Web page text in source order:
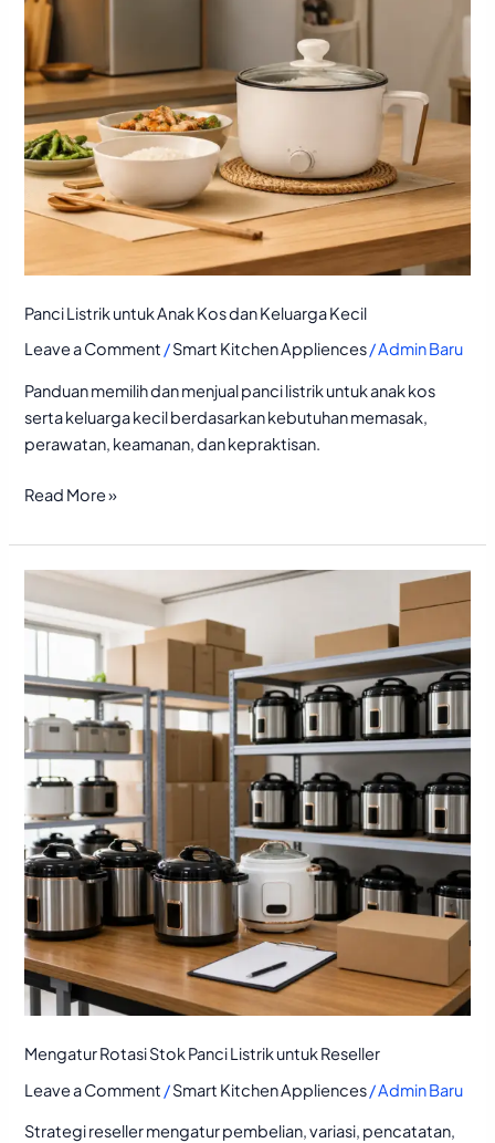
Panci Listrik untuk Anak Kos dan Keluarga Kecil
Leave a Comment /Smart Kitchen Appliences/Admin Baru
Panduan memilih dan menjual panci listrik untuk anak kos
serta keluarga kecil berdasarkan kebutuhan memasak,
perawatan, keamanan, dan kepraktisan.
Kecil
Read More »
Mengatur Rotasi Stok Panci Listrik untuk Reseller
Leave a Comment /Smart Kitchen Appliences/Admin Baru
Strategi reseller mengatur pembelian, variasi, pencatatan,
Mengatur
Rotasi
Stok
Listrik
untuk